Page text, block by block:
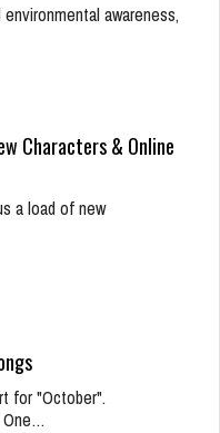
awareness,
Characters & Online
a load of new
for "October".
One…